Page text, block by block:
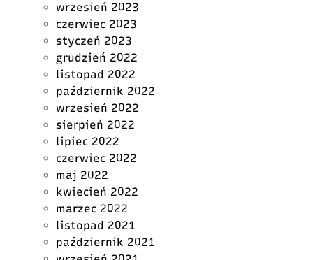
wrzesień 2023
czerwiec 2023
styczeń 2023
grudzień 2022
listopad 2022
październik 2022
wrzesień 2022
sierpień 2022
lipiec 2022
czerwiec 2022
maj 2022
kwiecień 2022
marzec 2022
listopad 2021
październik 2021